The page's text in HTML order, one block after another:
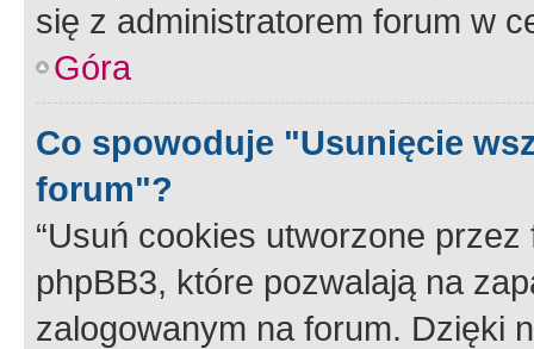
się z administratorem forum w
Góra
Co spowoduje "Usunięcie
forum"?
“Usuń cookies utworzone
phpBB3, które pozwalają na
zalogowanym na forum. Dzięki